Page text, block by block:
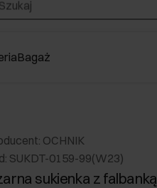
Bagaż
OCHNIK
SUKDT-0159-99(W23)
sukienka z falbanką